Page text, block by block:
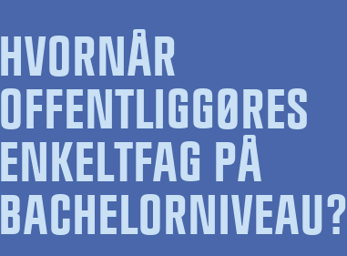
HVORNÅR
OFFENTLIGGØRES
ENKELTFAG PÅ
BACHELORNIVEAU?